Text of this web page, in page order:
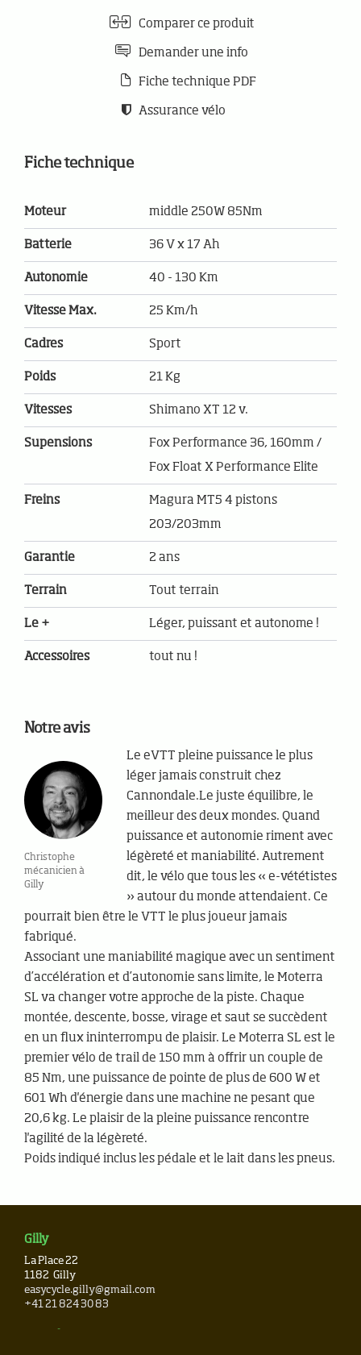
Comparer ce produit
Demander une info
Fiche technique PDF
Assurance vélo
Fiche technique
Moteur middle 250W 85Nm
Batterie 36 V x 17 Ah
Autonomie 40 - 130 Km
Vitesse Max. 25 Km/h
Cadres Sport
Poids 21 Kg
Vitesses Shimano XT 12 v.
Supensions
Fox Performance 36, 160mm /
Fox Float X Performance Elite
Freins
Magura MT5 4 pistons
203/203mm
Garantie 2 ans
Terrain Tout terrain
Le + Léger, puissant et autonome !
Accessoires tout nu !
Notre avis
Christophe
mécanicien à
Gilly
Le eVTT pleine puissance le plus
léger jamais construit chez
Cannondale.Le juste équilibre, le
meilleur des deux mondes. Quand
puissance et autonomie riment avec
légèreté et maniabilité. Autrement
dit, le vélo que tous les « e-vététistes
» autour du monde attendaient. Ce
pourrait bien être le VTT le plus joueur jamais
fabriqué.
Associant une maniabilité magique avec un sentiment
d’accélération et d’autonomie sans limite, le Moterra
SL va changer votre approche de la piste. Chaque
montée, descente, bosse, virage et saut se succèdent
en un flux ininterrompu de plaisir. Le Moterra SL est le
premier vélo de trail de 150 mm à offrir un couple de
85 Nm, une puissance de pointe de plus de 600 W et
601 Wh d'énergie dans une machine ne pesant que
20,6 kg. Le plaisir de la pleine puissance rencontre
l'agilité de la légèreté.
Poids indiqué inclus les pédale et le lait dans les pneus.
Gilly
La Place 22
1182 Gilly
easycycle.gilly@gmail.com
+41 21 824 30 83